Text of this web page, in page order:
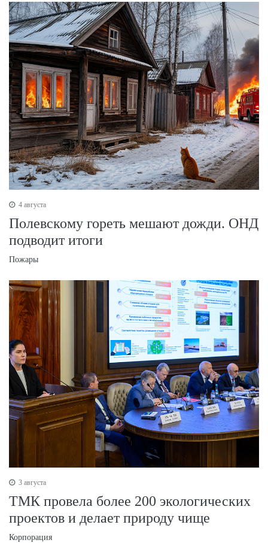
4 августа
Полевскому гореть мешают дожди. ОНД
подводит итоги
Пожары
3 августа
ТМК провела более 200 экологических
проектов и делает природу чище
Корпорация